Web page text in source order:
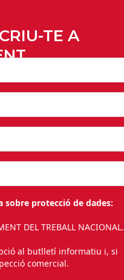
TE A
sobre protecció de dades:
DEL TREBALL NACIONAL.
al butlletí informatiu i, si
comercial.